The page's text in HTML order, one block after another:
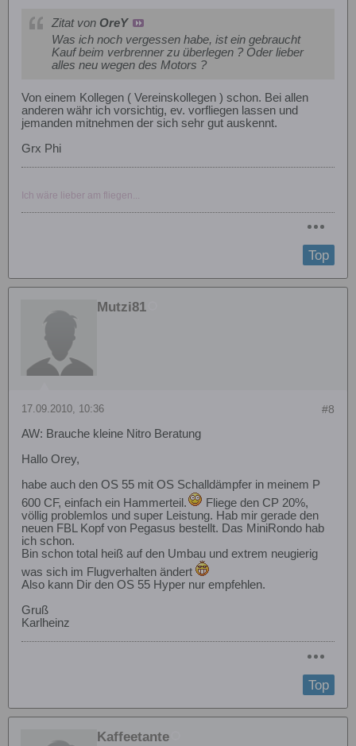
Zitat von OreY
Was ich noch vergessen habe, ist ein gebraucht
Kauf beim verbrenner zu überlegen ? Oder lieber
alles neu wegen des Motors ?
Von einem Kollegen ( Vereinskollegen ) schon. Bei allen
anderen währ ich vorsichtig, ev. vorfliegen lassen und
jemanden mitnehmen der sich sehr gut auskennt.
Grx Phi
Ich wäre lieber am fliegen...
Top
Mutzi81
#8
17.09.2010, 10:36
AW: Brauche kleine Nitro Beratung
Hallo Orey,
habe auch den OS 55 mit OS Schalldämpfer in meinem P
600 CF, einfach ein Hammerteil.
Fliege den CP 20%,
völlig problemlos und super Leistung. Hab mir gerade den
neuen FBL Kopf von Pegasus bestellt. Das MiniRondo hab
ich schon.
Bin schon total heiß auf den Umbau und extrem neugierig
was sich im Flugverhalten ändert
Also kann Dir den OS 55 Hyper nur empfehlen.
Gruß
Karlheinz
Top
Kaffeetante